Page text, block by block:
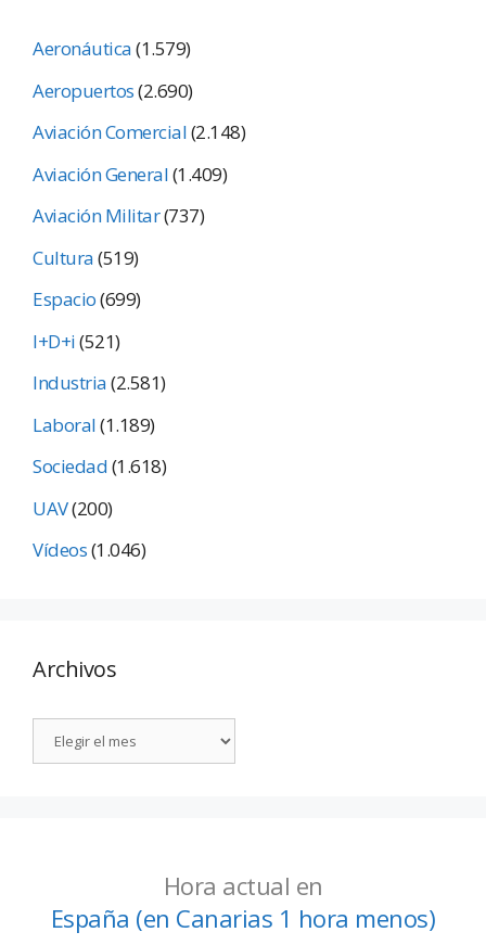
Aeronáutica(1.579)
Aeropuertos(2.690)
Aviación Comercial(2.148)
Aviación General(1.409)
Aviación Militar(737)
Cultura(519)
Espacio(699)
I+D+i(521)
Industria(2.581)
Laboral(1.189)
Sociedad(1.618)
UAV(200)
Vídeos(1.046)
Archivos
Hora actual en
España (en Canarias 1 hora menos)